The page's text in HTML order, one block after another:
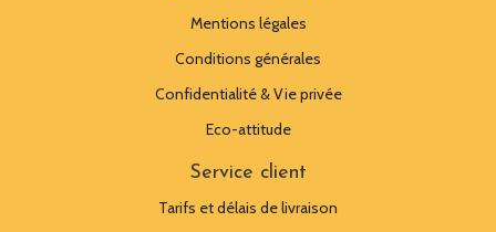
Mentions légales
Conditions générales
Confidentialité & Vie privée
Eco-attitude
Service client
Tarifs et délais de livraison